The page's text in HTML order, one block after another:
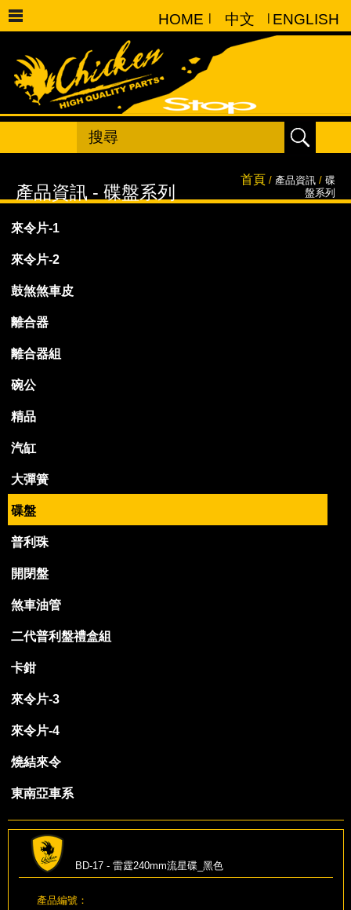
HOME | 中文 | ENGLISH
首頁 / 產品資訊 / 碟
盤系列
來令片-1
來令片-2
鼓煞煞車皮
離合器
離合器組
碗公
精品
汽缸
大彈簧
碟盤
普利珠
開閉盤
煞車油管
二代普利盤禮盒組
卡鉗
來令片-3
來令片-4
燒結來令
東南亞車系
BD-17 - 雷霆240mm流星碟_黑色
產品編號：